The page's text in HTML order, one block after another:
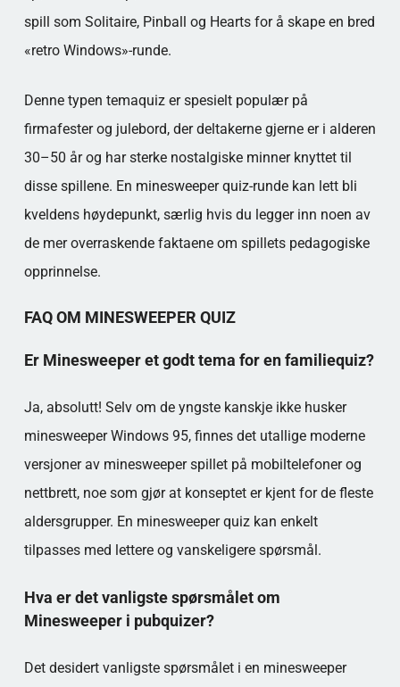
spill som Solitaire, Pinball og Hearts for å skape en bred
«retro Windows»-runde.
Denne typen temaquiz er spesielt populær på
firmafester og julebord, der deltakerne gjerne er i alderen
30–50 år og har sterke nostalgiske minner knyttet til
disse spillene. En minesweeper quiz-runde kan lett bli
kveldens høydepunkt, særlig hvis du legger inn noen av
de mer overraskende faktaene om spillets pedagogiske
opprinnelse.
FAQ OM MINESWEEPER QUIZ
Er Minesweeper et godt tema for en familiequiz?
Ja, absolutt! Selv om de yngste kanskje ikke husker
minesweeper Windows 95, finnes det utallige moderne
versjoner av minesweeper spillet på mobiltelefoner og
nettbrett, noe som gjør at konseptet er kjent for de fleste
aldersgrupper. En minesweeper quiz kan enkelt
tilpasses med lettere og vanskeligere spørsmål.
Hva er det vanligste spørsmålet om
Minesweeper i pubquizer?
Det desidert vanligste spørsmålet i en minesweeper